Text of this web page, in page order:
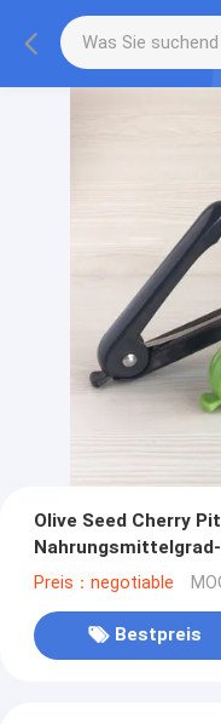
Olive Seed Cherry
Preis：negotiable
Bestpreis